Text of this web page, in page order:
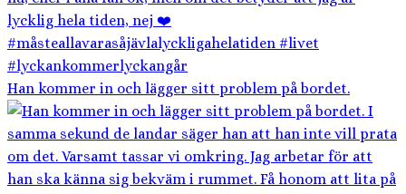
Han kommer in och lägger sitt problem på bordet.